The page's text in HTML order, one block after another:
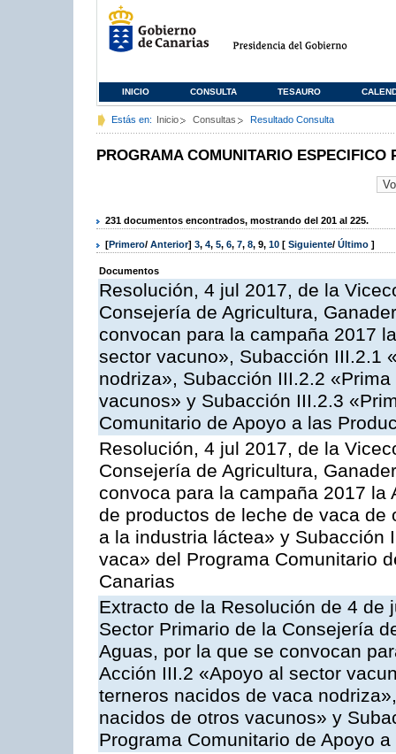
INICIO CONSULTA TESAURO
Estás en: Inicio Consultas Resultado Consulta
PROGRAMA COMUNITARIO ESPECIFICO
231 documentos encontrados, mostrando del 201 al 225.
[Primero/ Anterior] 3, 4, 5, 6, 7, 8, 9, 10 [ Siguiente/ Último ]
Documentos
Resolución, 4 jul 2017, de la
Consejería de Agricultura,
convocan para la campaña 2017
sector vacuno», Subacción III.2.1
nodriza», Subacción III.2.2
vacunos» y Subacción III.2.3
Comunitario de Apoyo a las
Resolución, 4 jul 2017, de la
Consejería de Agricultura,
convoca para la campaña 2017
de productos de leche de vaca
a la industria láctea» y Subacción
vaca» del Programa Comunitario
Canarias
Extracto de la Resolución de 4
Sector Primario de la Consejería
Aguas, por la que se convocan
Acción III.2 «Apoyo al sector
terneros nacidos de vaca
nacidos de otros vacunos» y
Programa Comunitario de Apoyo